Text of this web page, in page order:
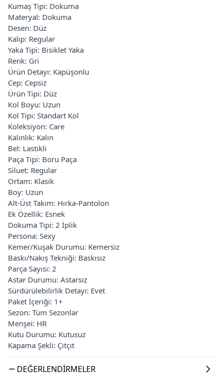
Kumaş Tipi: Dokuma
Materyal: Dokuma
Desen: Düz
Kalıp: Regular
Yaka Tipi: Bisiklet Yaka
Renk: Gri
Ürün Detayı: Kapüşonlu
Cep: Cepsiz
Ürün Tipi: Düz
Kol Boyu: Uzun
Kol Tipi: Standart Kol
Koleksiyon: Care
Kalınlık: Kalın
Bel: Lastikli
Paça Tipi: Boru Paça
Siluet: Regular
Ortam: Klasik
Boy: Uzun
Alt-Üst Takım: Hırka-Pantolon
Ek Özellik: Esnek
Dokuma Tipi: 2 İplik
Persona: Sexy
Kemer/Kuşak Durumu: Kemersiz
Baskı/Nakış Tekniği: Baskısız
Parça Sayısı: 2
Astar Durumu: Astarsız
Sürdürülebilirlik Detayı: Evet
Paket İçeriği: 1+
Sezon: Tüm Sezonlar
Menşei: HR
Kutu Durumu: Kutusuz
Kapama Şekli: Çıtçıt
DEĞERLENDIRMELER